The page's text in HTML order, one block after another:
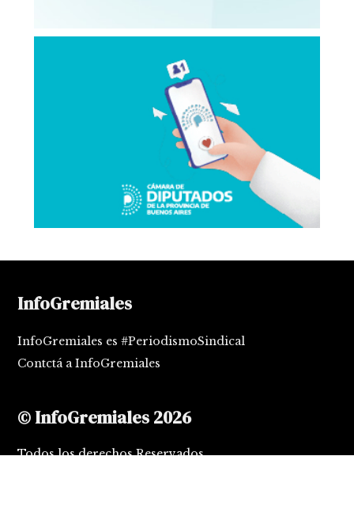
InfoGremiales
InfoGremiales es #PeriodismoSindical
Contctá a InfoGremiales
© InfoGremiales 2026
Todos los derechos Reservados